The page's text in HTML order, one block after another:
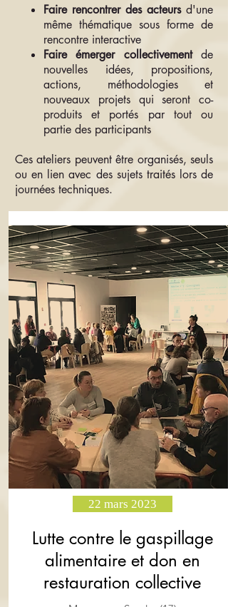
Faire rencontrer des acteursd'une
même thématique sous forme de
rencontre interactive
Faire émerger collectivement de
nouvelles idées, propositions,
actions, méthodologies et
nouveaux projets qui seront co-
produits et portés par tout ou
partie des participants
Ces ateliers peuvent être organisés, seuls
ou en lien avec des sujets traités lors de
journées techniques.
22 mars 2023
Lutte contre le gaspillage
alimentaire et don en
restauration collective